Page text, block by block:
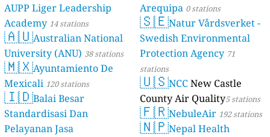
AUPP Liger Leadership
Academy 14 stations
🇦🇺Australian National
University (ANU) 38 stations
🇲🇽Ayuntamiento De
Mexicali 120 stations
🇮🇩Balai Besar
Standardisasi Dan
Pelayanan Jasa
Arequipa 0 stations
🇸🇪Natur Vårdsverket -
Swedish Environmental
Protection Agency 71
stations
🇺🇸NCCNew Castle
County Air Quality5 stations
🇫🇷NebuleAir 192 stations
🇳🇵Nepal Health